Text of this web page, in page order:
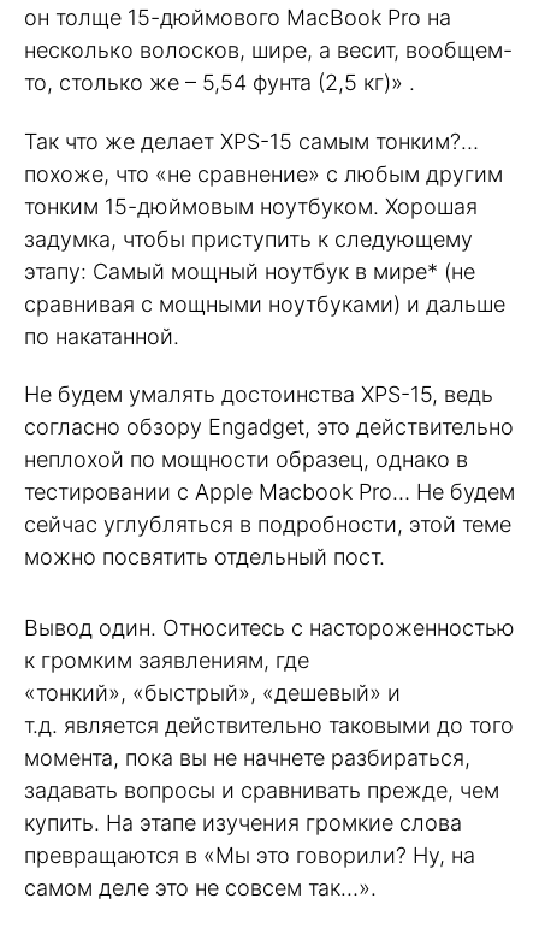
он толще 15-дюймового MacBook Pro на
несколько волосков, шире, а весит, вообщем-
то, столько же – 5,54 фунта (2,5 кг)» .
Так что же делает XPS-15 самым тонким?…
похоже, что «не сравнение» с любым другим
тонким 15-дюймовым ноутбуком. Хорошая
задумка, чтобы приступить к следующему
этапу: Самый мощный ноутбук в мире* (не
сравнивая с мощными ноутбуками) и дальше
по накатанной.
Не будем умалять достоинства XPS-15, ведь
согласно обзору Engadget, это действительно
неплохой по мощности образец, однако в
тестировании с Apple Macbook Pro… Не будем
сейчас углубляться в подробности, этой теме
можно посвятить отдельный пост.
Вывод один. Относитесь с настороженностью
к громким заявлениям, где
«тонкий», «быстрый», «дешевый» и
т.д. является действительно таковыми до того
момента, пока вы не начнете разбираться,
задавать вопросы и сравнивать прежде, чем
купить. На этапе изучения громкие слова
превращаются в «Мы это говорили? Ну, на
самом деле это не совсем так…».